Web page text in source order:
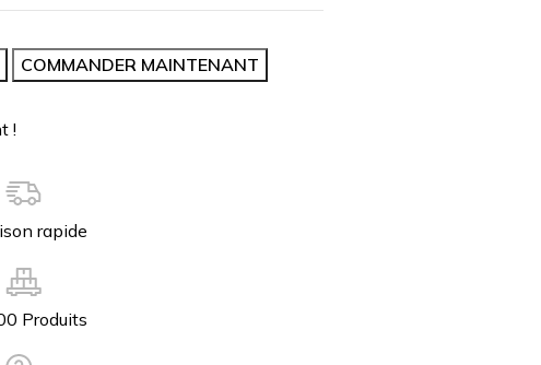
COMMANDER MAINTENANT
!
rapide
Produits